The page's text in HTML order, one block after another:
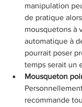
manipulation
de pratique
mousquetons à
automatique à
pourrait poser
temps serait un
Mousqueton
recommande